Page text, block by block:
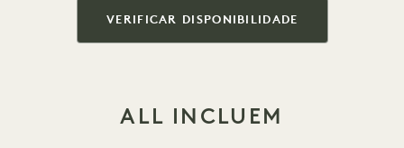
VERIFICAR DISPONIBILIDADE
ALL INCLUEM